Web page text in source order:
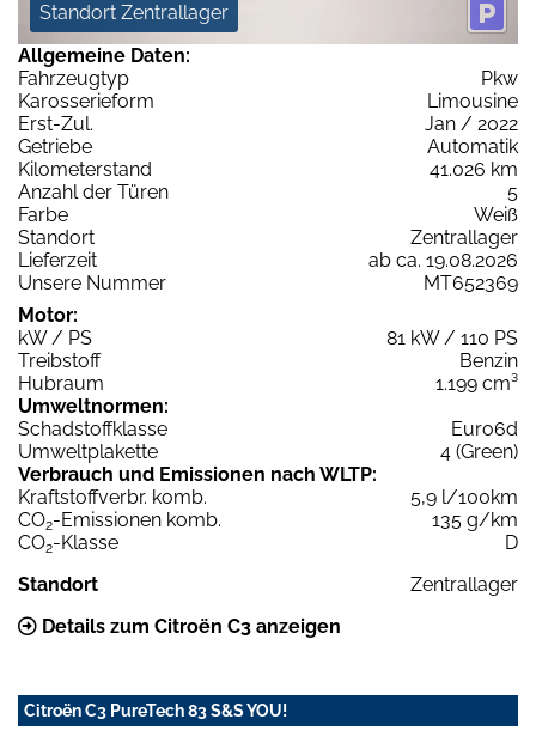
Standort Zentrallager
Allgemeine Daten:
Fahrzeugtyp
Pkw
Karosserieform
Limousine
Erst-Zul.
Jan / 2022
Getriebe
Automatik
Kilometerstand
41.026 km
Anzahl der Türen
5
Farbe
Weiß
Standort
Zentrallager
Lieferzeit
ab ca. 19.08.2026
Unsere Nummer
MT652369
Motor:
kW / PS
81 kW / 110 PS
Treibstoff
Benzin
Hubraum
1.199 cm³
Umweltnormen:
Schadstoffklasse
Euro6d
Umweltplakette
4 (Green)
Verbrauch und Emissionen nach WLTP:
Kraftstoffverbr. komb.
5,9 l/100km
CO2-Emissionen komb.
135 g/km
CO2-Klasse
D
Standort
Zentrallager
Details zum Citroën C3 anzeigen
Citroën C3 PureTech 83 S&S YOU!